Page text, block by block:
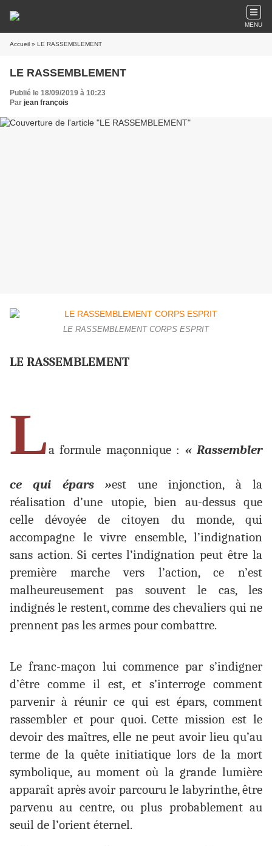
MENU
Accueil » LE RASSEMBLEMENT
LE RASSEMBLEMENT
Publié le 18/09/2019 à 10:23
Par jean françois
LE RASSEMBLEMENT CORPS ESPRIT
LE RASSEMBLEMENT
La formule maçonnique : « Rassembler
ce qui épars »est une injonction, à la
réalisation d’une utopie, bien au-dessus que
celle dévoyée de citoyen du monde, qui
accompagne le vivre ensemble, l’indignation
sans action. Si certes l’indignation peut être la
première marche vers l’action, ce n’est
malheureusement pas souvent le cas, les
indignés le restent, comme des chevaliers qui ne
prennent pas les armes pour combattre.
Le franc-maçon lui commence par s’indigner
d’être comme il est, et s’interroge comment
parvenir à réunir ce qui est épars, comment
rassembler et pour quoi. Cette mission est le
devoir des maîtres, elle ne peut avoir lieu qu’au
terme de la quête initiatique lors de la mort
symbolique, au moment où la grande lumière
apparaît après avoir parcouru le labyrinthe, être
parvenu au centre, ou plus probablement au
seuil de l’orient éternel.